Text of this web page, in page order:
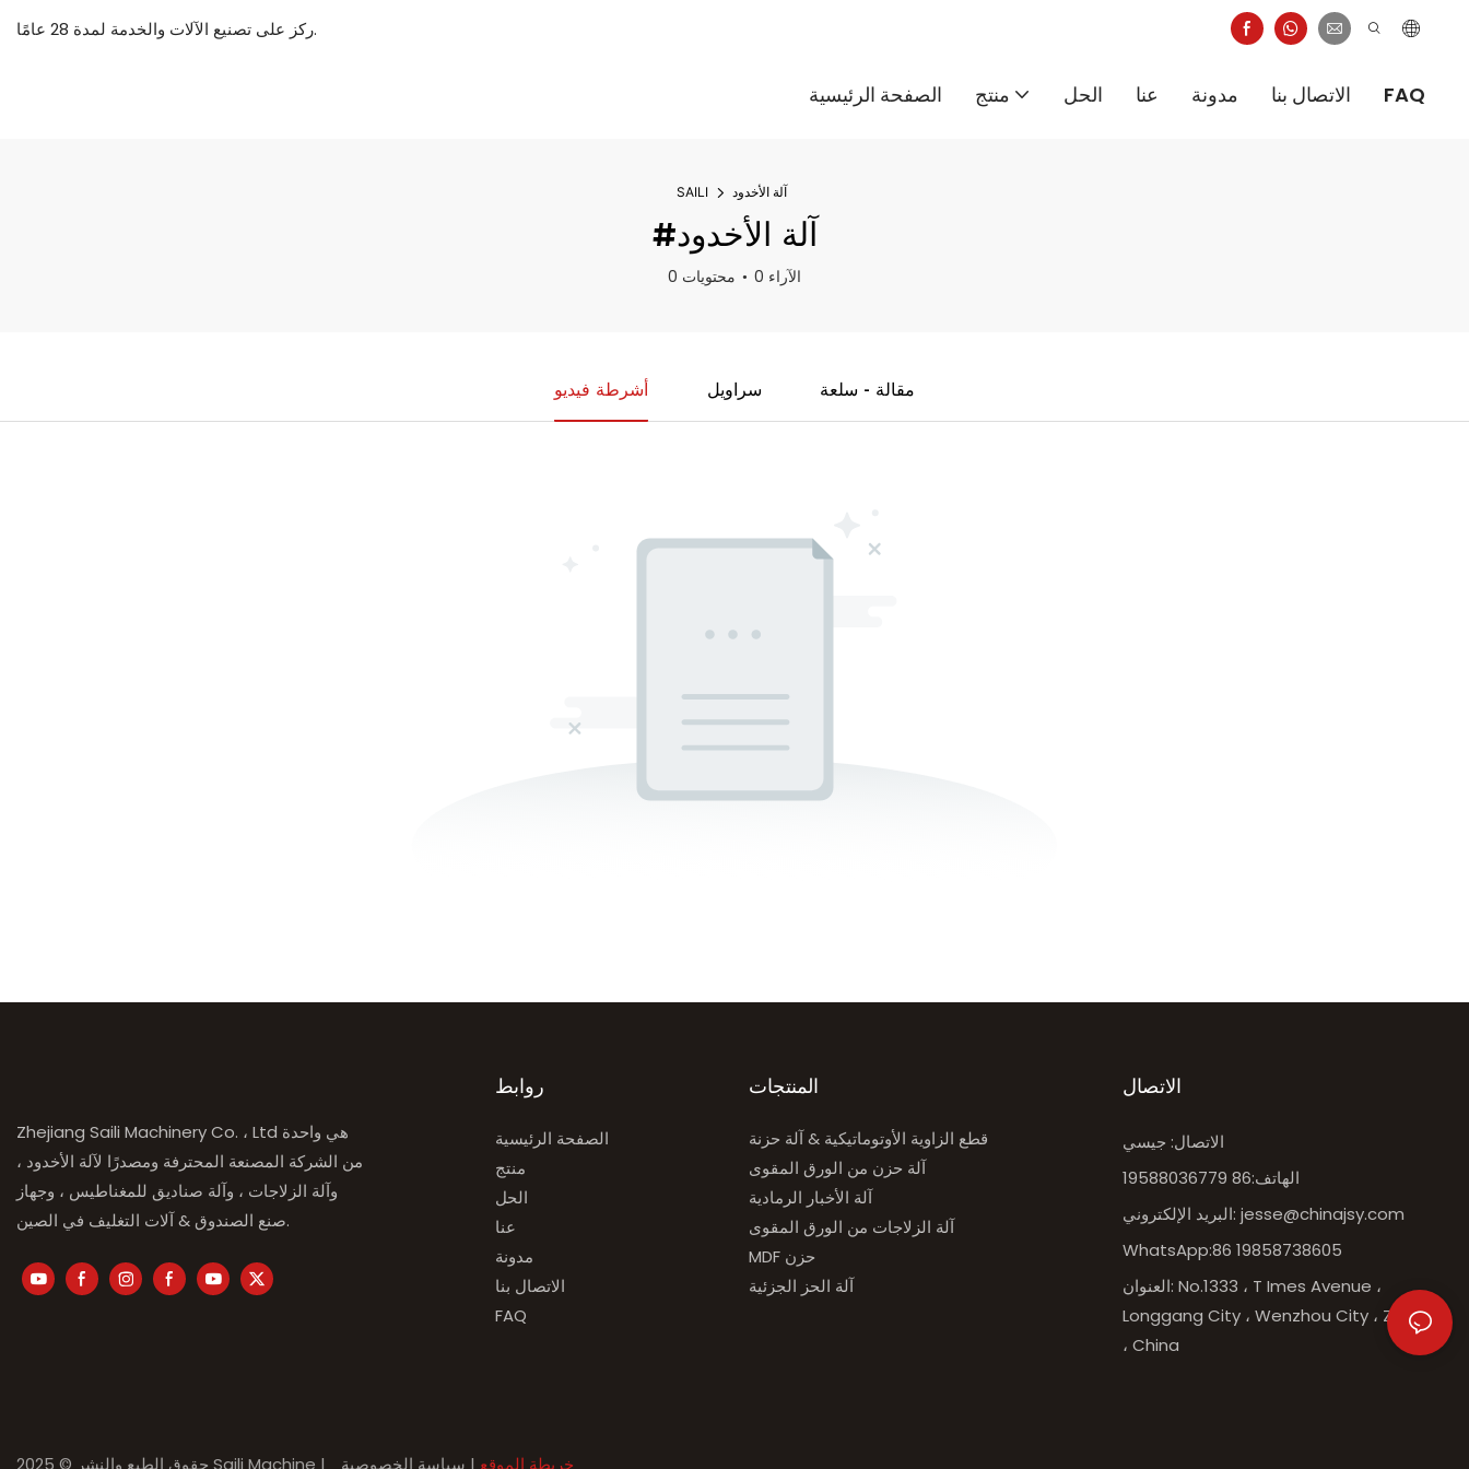
ركز على تصنيع الآلات والخدمة لمدة 28 عامًا.
الصفحة الرئيسية منتج الحل عنا مدونة الاتصال بنا FAQ
SAILI آلة الأخدود
#آلة الأخدود
0 محتويات 0 الآراء
أشرطة فيديو سراويل مقالة - سلعة
Zhejiang Saili Machinery Co. ، Ltd هي واحدة
من الشركة المصنعة المحترفة ومصدرًا لآلة الأخدود ،
وآلة الزلاجات ، وآلة صناديق للمغناطيس ، وجهاز
صنع الصندوق & آلات التغليف في الصين.
روابط
الصفحة الرئيسية
منتج
الحل
عنا
مدونة
الاتصال بنا
FAQ
المنتجات
قطع الزاوية الأوتوماتيكية & آلة حزنة
آلة حزن من الورق المقوى
آلة الأخبار الرمادية
آلة الزلاجات من الورق المقوى
MDF حزن
آلة الحز الجزئية
الاتصال
الاتصال: جيسي
الهاتف:86 19588036779
البريد الإلكتروني:jesse@chinajsy.com
WhatsApp:86 19858738605
العنوان: No.1333 ، T Imes Avenue ،
Longgang City ، Wenzhou City ، Zhejiang
، China
حقوق الطبع والنشر © 2025 Saili Machine | خريطة الموقع | سياسة الخصوصية